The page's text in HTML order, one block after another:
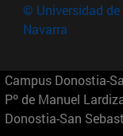
© Universidad de
Navarra
Campus Donostia-
Pº de Manuel
Donostia-San